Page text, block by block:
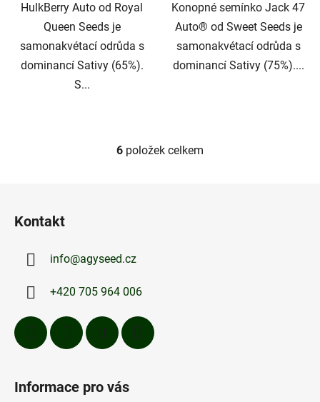
HulkBerry Auto od Royal
Queen Seeds je
samonakvétací odrůda s
dominancí Sativy (65%).
S...
Konopné semínko Jack 47
Auto® od Sweet Seeds je
samonakvétací odrůda s
dominancí Sativy (75%)....
O
6 položek celkem
Kontakt
info@agyseed.cz
+420 705 964 006
Informace pro vás